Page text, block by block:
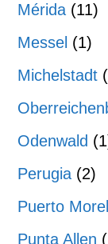
Mérida (11)
Messel (1)
Michelstadt
Odenwald
Perugia (2)
Puerto
Punta Allen